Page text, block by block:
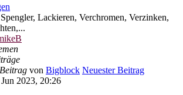
Lackieren, Verchromen, Verzinken,
von Bigblock Neuester Beitrag
2023, 20:26